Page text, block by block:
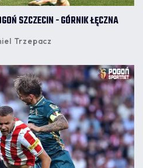
SZCZECIN - GÓRNIK ŁĘCZNA
Trzepacz